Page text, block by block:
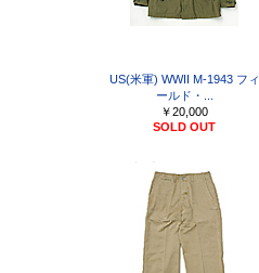
US(米軍) WWII M-1943 フィ
ールド・...
￥20,000
SOLD OUT